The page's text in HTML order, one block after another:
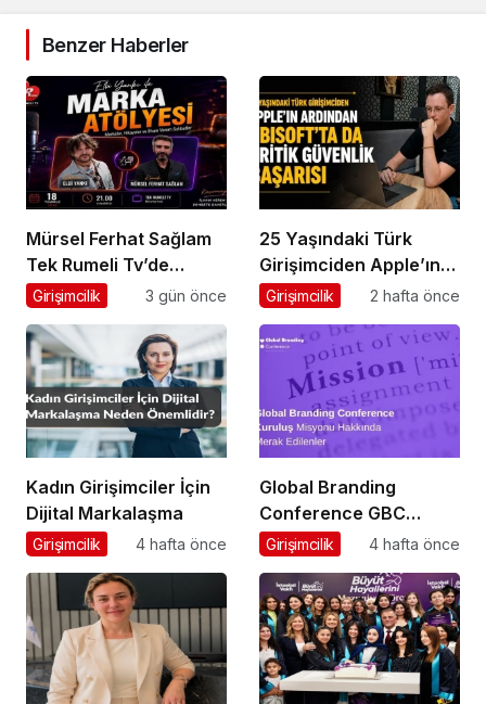
Benzer Haberler
Mürsel Ferhat Sağlam
Tek Rumeli Tv’de
Marka Atölyesi
Oldu
Girişimcilik 3 gün önce
25 Yaşındaki Türk
Girişimciden Apple’ın
Ardından Ubisoft
Girişimcilik 2 hafta önce
Kadın Girişimciler İçin
Dijital Markalaşma
Girişimcilik 4 hafta önce
Global Branding
Conference GBC
Misyonu Hakkında
Girişimcilik 4 hafta önce